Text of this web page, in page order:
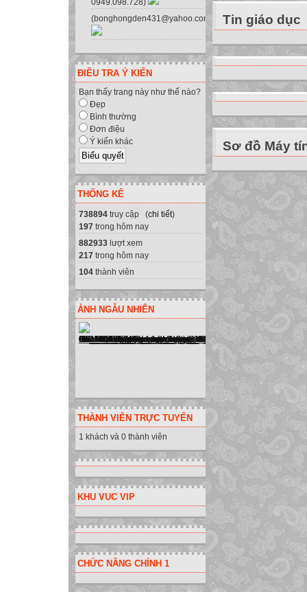
0949.098.728)
(bonghongden431@yahoo.com.vn)
ĐIỀU TRA Ý KIẾN
Bạn thấy trang này như thế nào?
Đẹp
Bình thường
Đơn điệu
Ý kiến khác
THỐNG KÊ
738894 truy cập (chi tiết)
197 trong hôm nay
882933 lượt xem
217 trong hôm nay
104 thành viên
ẢNH NGẪU NHIÊN
THÀNH VIÊN TRỰC TUYẾN
1 khách và 0 thành viên
KHU VUC VIP
CHỨC NĂNG CHÍNH 1
jolly(a)
: cây Nô-en
: đêm Nô-en (24/
: trang hoàng,
: trải rộng,truyền
: thiếp mừng Nô-
: thánh ca
: biểu diễn, trình
: thánh bảo hộ
: vui nhộn, vui vẻ
Tell the name of
Christmas Card
Patron Saint
Santa Claus
Christmas Carol
Christmas Tree
decorate
The Christmas
in the market
throughout
The Christmas
In the mid-
greetings to his
later , cards
Christmas Carols
Eight hundred
songs were
Tin giáo dục
Sơ đồ Máy